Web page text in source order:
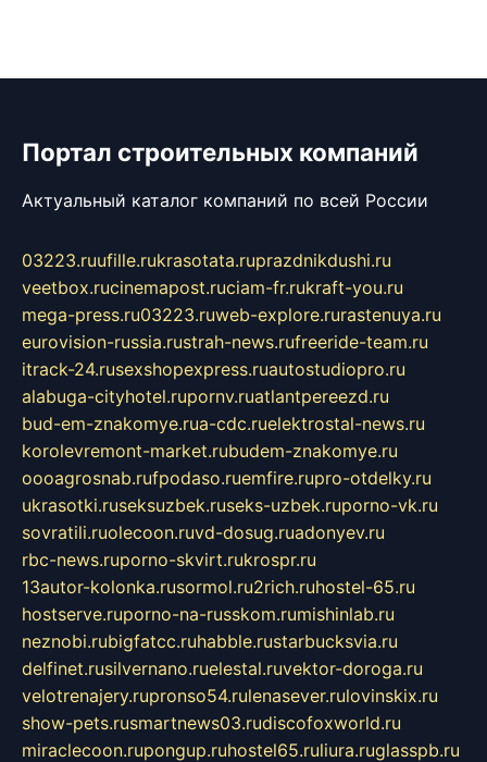
Портал строительных компаний
Актуальный каталог компаний по всей России
03223.ruufille.rukrasotata.ruprazdnikdushi.ru
veetbox.rucinemapost.ruciam-fr.rukraft-you.ru
mega-press.ru03223.ruweb-explore.rurastenuya.ru
eurovision-russia.rustrah-news.rufreeride-team.ru
itrack-24.rusexshopexpress.ruautostudiopro.ru
alabuga-cityhotel.rupornv.ruatlantpereezd.ru
bud-em-znakomye.rua-cdc.ruelektrostal-news.ru
korolevremont-market.rubudem-znakomye.ru
oooagrosnab.rufpodaso.ruemfire.rupro-otdelky.ru
ukrasotki.ruseksuzbek.ruseks-uzbek.ruporno-vk.ru
sovratili.ruolecoon.ruvd-dosug.ruadonyev.ru
rbc-news.ruporno-skvirt.rukrospr.ru
13autor-kolonka.rusormol.ru2rich.ruhostel-65.ru
hostserve.ruporno-na-russkom.rumishinlab.ru
neznobi.rubigfatcc.ruhabble.rustarbucksvia.ru
delfinet.rusilvernano.ruelestal.ruvektor-doroga.ru
velotrenajery.rupronso54.rulenasever.rulovinskix.ru
show-pets.rusmartnews03.rudiscofoxworld.ru
miraclecoon.rupongup.ruhostel65.ruliura.ruglasspb.ru